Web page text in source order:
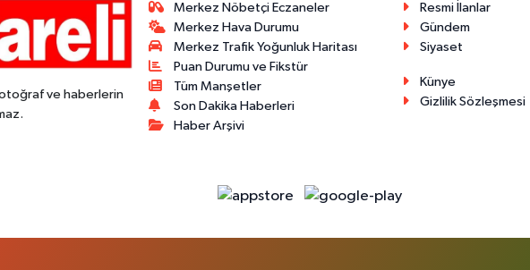
ve haberlerin
Merkez Nöbetçi Eczaneler
Merkez Hava Durumu
Merkez Trafik Yoğunluk Haritası
Puan Durumu ve Fikstür
Tüm Manşetler
Son Dakika Haberleri
Haber Arşivi
Resmi İlanlar
Gündem
Siyaset
Künye
Gizlilik Sözleşmesi